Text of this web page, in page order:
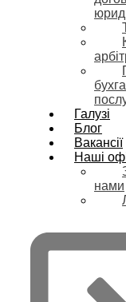
Галузі
Блог
Вакансії
Наші
нами